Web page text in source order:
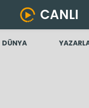
CANLI
DÜNYA